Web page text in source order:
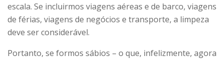
escala. Se incluirmos viagens aéreas e de barco, viagens
de férias, viagens de negócios e transporte, a limpeza
deve ser considerável.
Portanto, se formos sábios – o que, infelizmente, agora